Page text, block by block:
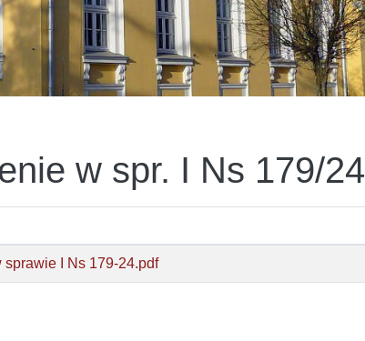
w spr. I Ns 179/24
sprawie I Ns 179-24.pdf